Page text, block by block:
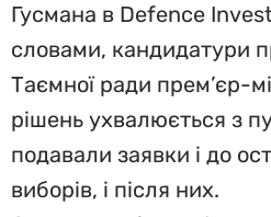
Гусмана в Defence
словами, кандидатури
Таємної ради прем’єр-
рішень ухвалюється з
подавали заявки і до
виборів, і після них.